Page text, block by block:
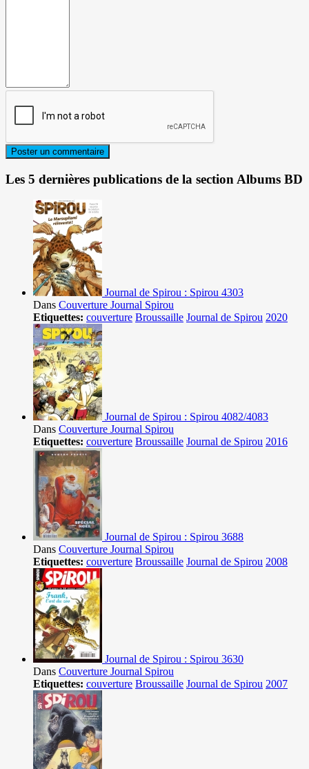
Les 5 dernières publications de la section Albums BD
Journal de Spirou : Spirou 4303
Dans Couverture Journal Spirou
Etiquettes: couverture Broussaille Journal de Spirou 2020
Journal de Spirou : Spirou 4082/4083
Dans Couverture Journal Spirou
Etiquettes: couverture Broussaille Journal de Spirou 2016
Journal de Spirou : Spirou 3688
Dans Couverture Journal Spirou
Etiquettes: couverture Broussaille Journal de Spirou 2008
Journal de Spirou : Spirou 3630
Dans Couverture Journal Spirou
Etiquettes: couverture Broussaille Journal de Spirou 2007